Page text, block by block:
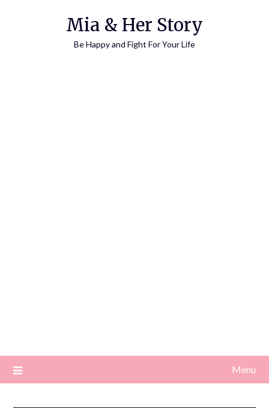
Mia & Her Story
Be Happy and Fight For Your Life
Menu